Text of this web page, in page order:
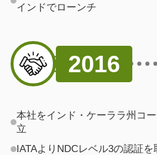
インドでローンチ
2016
本社をインド・ケーララ州コ
立
IATAよりNDCレベル3の認証を